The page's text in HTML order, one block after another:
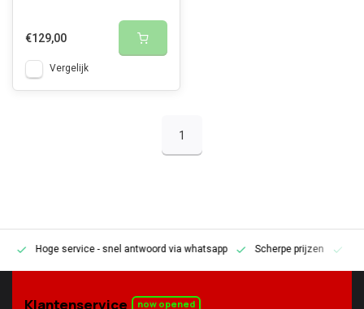
€129,00
Vergelijk
1
Hoge service- snel antwoord via whatsapp Scherpe prijzen
Klantenservice now opened